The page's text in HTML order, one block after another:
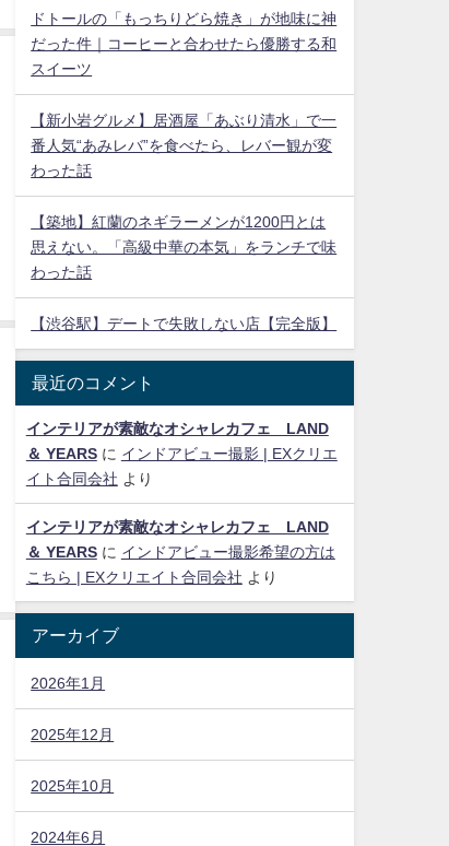
ドトールの「もっちりどら焼き」が地味に神
だった件｜コーヒーと合わせたら優勝する和
スイーツ
【新小岩グルメ】居酒屋「あぶり清水」で一
番人気“あみレバ”を食べたら、レバー観が変
わった話
【築地】紅蘭のネギラーメンが1200円とは
思えない。「高級中華の本気」をランチで味
わった話
【渋谷駅】デートで失敗しない店【完全版】
最近のコメント
インテリアが素敵なオシャレカフェ LAND
＆ YEARSに インドアビュー撮影 | EXクリエ
イト合同会社 より
インテリアが素敵なオシャレカフェ LAND
＆ YEARSに インドアビュー撮影希望の方は
こちら | EXクリエイト合同会社 より
アーカイブ
2026年1月
2025年12月
2025年10月
2024年6月